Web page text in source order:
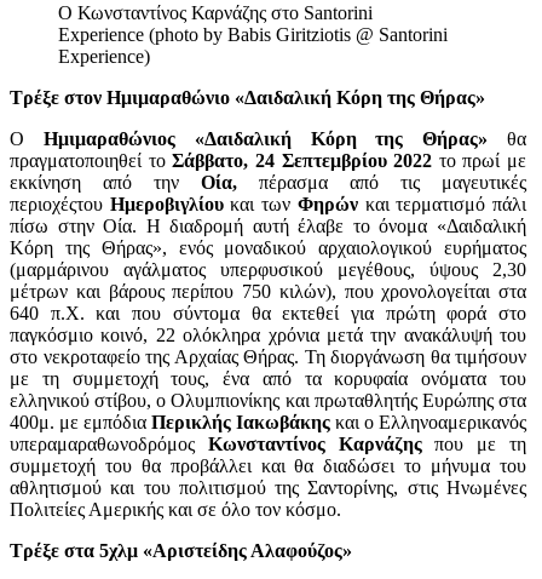
Ο Κωνσταντίνος Καρνάζης στο Santorini
Experience (photo by Babis Giritziotis @ Santorini
Experience)
Τρέξε στον Ημιμαραθώνιο «Δαιδαλική Κόρη της Θήρας»
Ο Ημιμαραθώνιος «Δαιδαλική Κόρη της Θήρας» θα
πραγματοποιηθεί τοΣάββατο, 24 Σεπτεμβρίου 2022 το πρωί με
εκκίνηση από την Οία, πέρασμα από τις μαγευτικές
περιοχέςτου Ημεροβιγλίουκαι των Φηρών και τερματισμό πάλι
πίσω στην Οία. Η διαδρομή αυτή έλαβε το όνομα «Δαιδαλική
Κόρη της Θήρας», ενός μοναδικού αρχαιολογικού ευρήματος
(μαρμάρινου αγάλματος υπερφυσικού μεγέθους, ύψους 2,30
μέτρων και βάρους περίπου 750 κιλών), που χρονολογείται στα
640 π.Χ. και που σύντομα θα εκτεθεί για πρώτη φορά στο
παγκόσμιο κοινό, 22 ολόκληρα χρόνια μετά την ανακάλυψή του
στο νεκροταφείο της Αρχαίας Θήρας. Τη διοργάνωση θα τιμήσουν
με τη συμμετοχή τους, ένα από τα κορυφαία ονόματα του
ελληνικού στίβου, ο Ολυμπιονίκης και πρωταθλητής Ευρώπης στα
400μ. με εμπόδια Περικλής Ιακωβάκης και ο Ελληνοαμερικανός
υπεραμαραθωνοδρόμος Κωνσταντίνος Καρνάζηςπου με τη
συμμετοχή του θα προβάλλει και θα διαδώσει το μήνυμα του
αθλητισμού και του πολιτισμού της Σαντορίνης, στις Ηνωμένες
Πολιτείες Αμερικής και σε όλο τον κόσμο.
Τρέξε στα 5χλμ «Αριστείδης Αλαφούζος»